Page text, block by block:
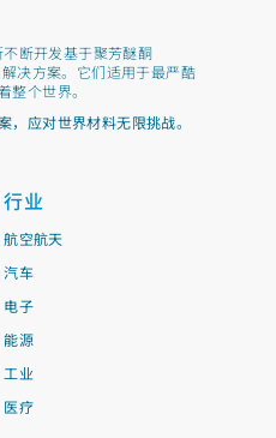
不断开发基于聚芳醚酮
解决方案。它们适用于最严酷
整个世界。
应对世界材料无限挑战。
行业
航空航天
汽车
电子
能源
工业
医疗